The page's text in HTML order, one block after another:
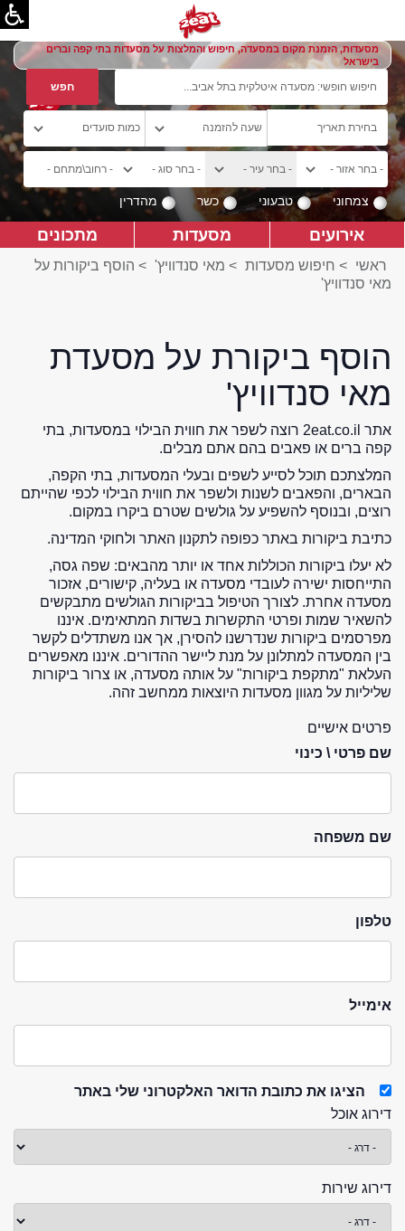
מסעדות, הזמנת מקום במסעדה, חיפוש והמלצות על מסעדות בתי קפה וברים
בישראל
צמחוני טבעוני כשר מהדרין
אירועים מסעדות מתכונים
ראשי > חיפוש מסעדות > מאי סנדוויץ' > הוסף ביקורות על
מאי סנדוויץ'
הוסף ביקורת על מסעדת
מאי סנדוויץ'
אתר 2eat.co.il רוצה לשפר את חווית הבילוי במסעדות, בתי
קפה ברים או פאבים בהם אתם מבלים.
המלצתכם תוכל לסייע לשפים ובעלי המסעדות, בתי הקפה,
הבארים, והפאבים לשנות ולשפר את חווית הבילוי לכפי שהייתם
רוצים, ובנוסף להשפיע על גולשים שטרם ביקרו במקום.
כתיבת ביקורות באתר כפופה לתקנון האתר ולחוקי המדינה.
לא יעלו ביקורות הכוללות אחד או יותר מהבאים: שפה גסה,
התייחסות ישירה לעובדי מסעדה או בעליה, קישורים, אזכור
מסעדה אחרת. לצורך הטיפול בביקורות הגולשים מתבקשים
להשאיר שמות ופרטי התקשרות בשדות המתאימים. איננו
מפרסמים ביקורות שנדרשנו להסירן, אך אנו משתדלים לקשר
בין המסעדה למתלונן על מנת ליישר ההדורים. איננו מאפשרים
העלאת "מתקפת ביקורות" על אותה מסעדה, או צרור ביקורות
שליליות על מגוון מסעדות היוצאות ממחשב זהה.
פרטים אישיים
שם פרטי \ כינוי
שם משפחה
טלפון
אימייל
הציגו את כתובת הדואר האלקטרוני שלי באתר
דירוג אוכל
דירוג שירות